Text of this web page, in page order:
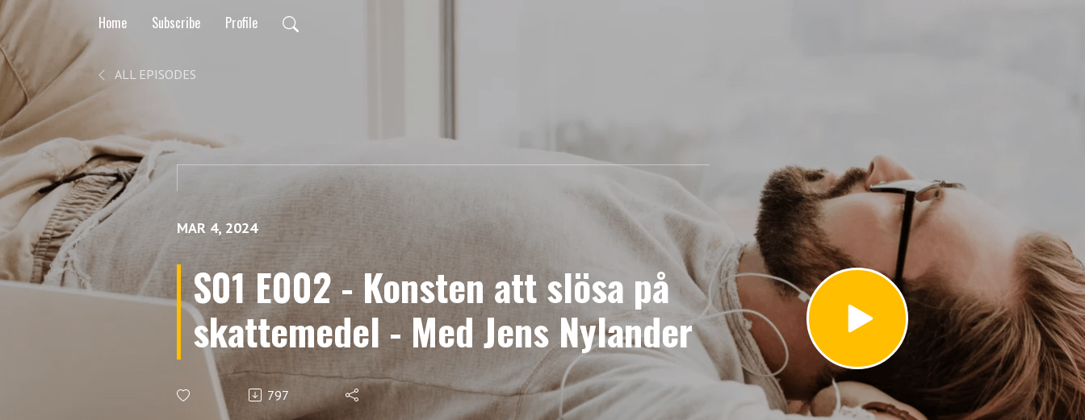
Home Subscribe Profile
ALL EPISODES
MAR 4, 2024
S01 E002 - Konsten att slösa på
skattemedel - Med Jens Nylander
797